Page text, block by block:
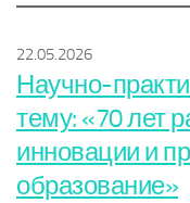
22.05.2026
Научно-
тему: «70 лет
инновации и
образование»